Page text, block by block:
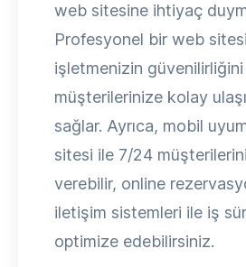
web sitesine ihtiyaç
Profesyonel bir web
işletmenizin güvenilirliğini
müşterilerinize kolay
sağlar. Ayrıca, mobil
sitesi ile 7/24
verebilir, online
iletişim sistemleri ile iş
optimize edebilirsiniz.